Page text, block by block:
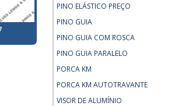
PINO ELÁSTICO PREÇO
PINO GUIA
PINO GUIA COM ROSCA
PINO GUIA PARALELO
PORCA KM
PORCA KM AUTOTRAVANTE
VISOR DE ALUMÍNIO